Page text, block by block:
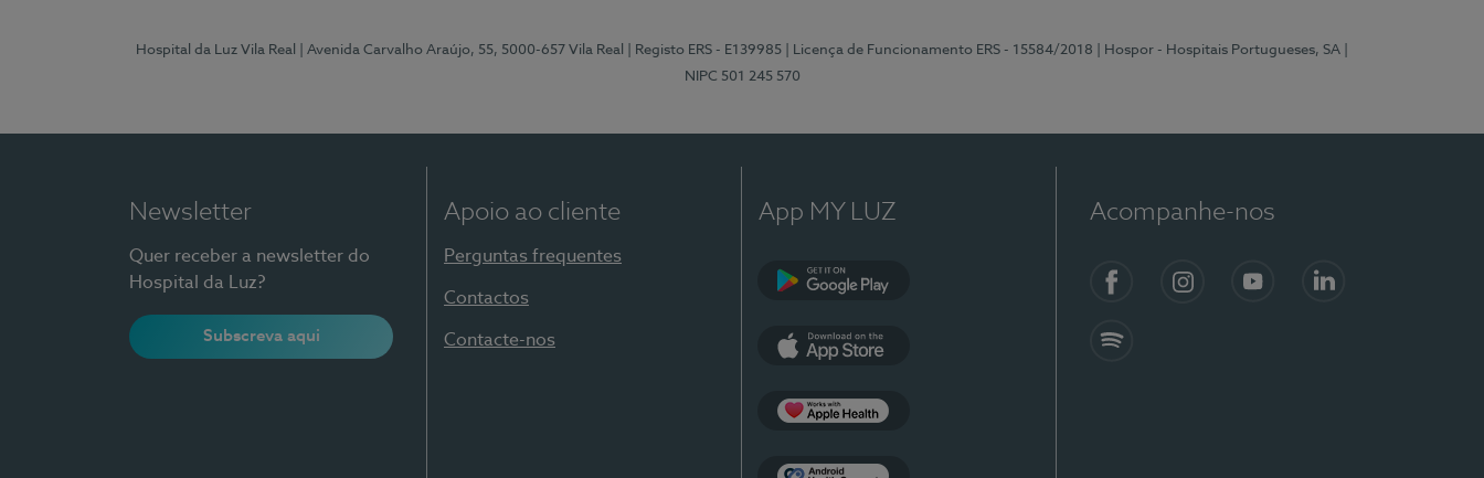
Hospital da Luz Vila Real | Avenida Carvalho Araújo, 55, 5000-657 Vila Real | Registo ERS - E139985 | Licença de Funcionamento ERS - 15584/2018 | Hospor - Hospitais Portugueses, SA
NIPC 501 245 570
Newsletter
Quer receber a newsletter do
Hospital da Luz?
Subscreva aqui
Apoio ao cliente
Perguntas frequentes
Contactos
Contacte-nos
App MY LUZ Acompanhe-nos